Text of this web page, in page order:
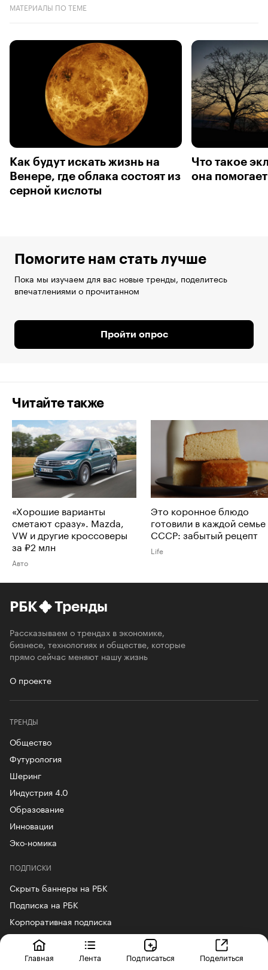
МАТЕРИАЛЫ ПО ТЕМЕ
Как будут искать жизнь на
Венере, где облака состоят из
серной кислоты
Что такое
она
Помогите нам стать лучше
Пока мы изучаем для вас новые тренды, поделитесь
впечатлениями о прочитанном
Пройти опрос
Читайте также
«Хорошие варианты
сметают сразу». Mazda,
VW и другие кроссоверы
за ₽2 млн
Авто
Это коронное блюдо
готовили в каждой семье
СССР: забытый рецепт
Life
РБК Тренды
Рассказываем о трендах в экономике,
бизнесе, технологиях и обществе, которые
прямо сейчас меняют нашу жизнь
О проекте
ТРЕНДЫ
Общество
Футурология
Шеринг
Индустрия 4.0
Образование
Инновации
Эко-номика
ПОДПИСКИ
Скрыть баннеры на РБК
Подписка на РБК
Корпоративная подписка
ПОДПИСАТЬСЯ
Главная Лента Подписаться Поделиться